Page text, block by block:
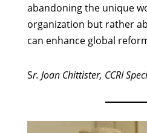
abandoning the unique
organization but rather
can enhance global
Sr. Joan Chittister, CCRI